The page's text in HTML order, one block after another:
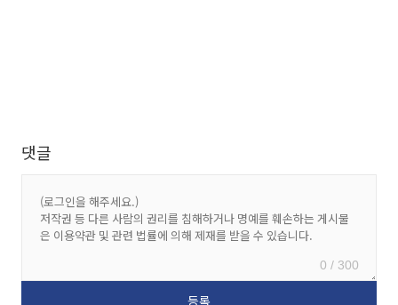
댓글
0 / 300